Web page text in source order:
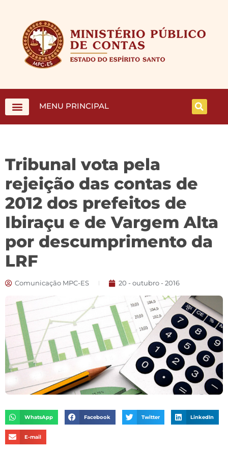
MENU PRINCIPAL
Tribunal vota pela
rejeição das contas de
2012 dos prefeitos de
Ibiraçu e de Vargem Alta
por descumprimento da
LRF
Comunicação MPC-ES 20 - outubro - 2016
WhatsApp Facebook Twitter LinkedIn
E-mail